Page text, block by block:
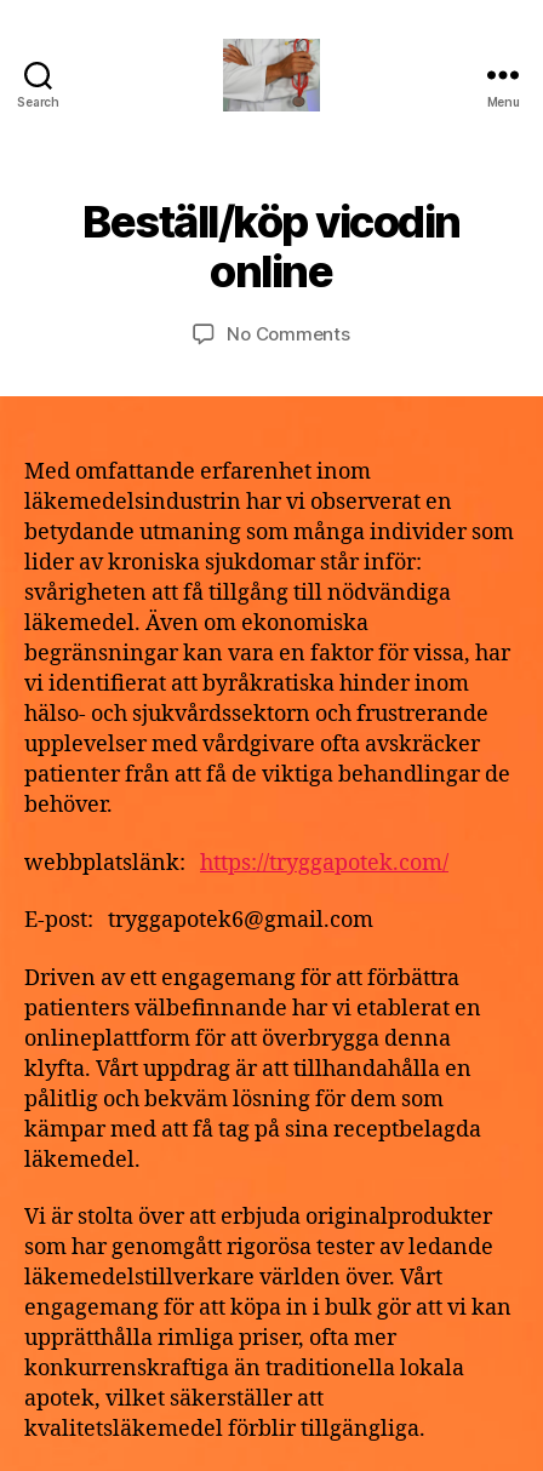
Search Menu
Categories
I
Beställ/köp vicodin
online
y
p
t
M
a
y
2
2
2
No Commentson
Med omfattande erfarenhet inom
läkemedelsindustrin har vi observerat en
betydande utmaning som många individer som
lider av kroniska sjukdomar står inför:
svårigheten att få tillgång till nödvändiga
läkemedel. Även om ekonomiska
begränsningar kan vara en faktor för vissa, har
vi identifierat att byråkratiska hinder inom
hälso- och sjukvårdssektorn och frustrerande
upplevelser med vårdgivare ofta avskräcker
patienter från att få de viktiga behandlingar de
behöver.
webbplatslänk: https://tryggapotek.com/
E-post: tryggapotek6@gmail.com
Driven av ett engagemang för att förbättra
patienters välbefinnande har vi etablerat en
onlineplattform för att överbrygga denna
klyfta. Vårt uppdrag är att tillhandahålla en
pålitlig och bekväm lösning för dem som
kämpar med att få tag på sina receptbelagda
läkemedel.
Vi är stolta över att erbjuda originalprodukter
som har genomgått rigorösa tester av ledande
läkemedelstillverkare världen över. Vårt
engagemang för att köpa in i bulk gör att vi kan
upprätthålla rimliga priser, ofta mer
konkurrenskraftiga än traditionella lokala
apotek, vilket säkerställer att
kvalitetsläkemedel förblir tillgängliga.